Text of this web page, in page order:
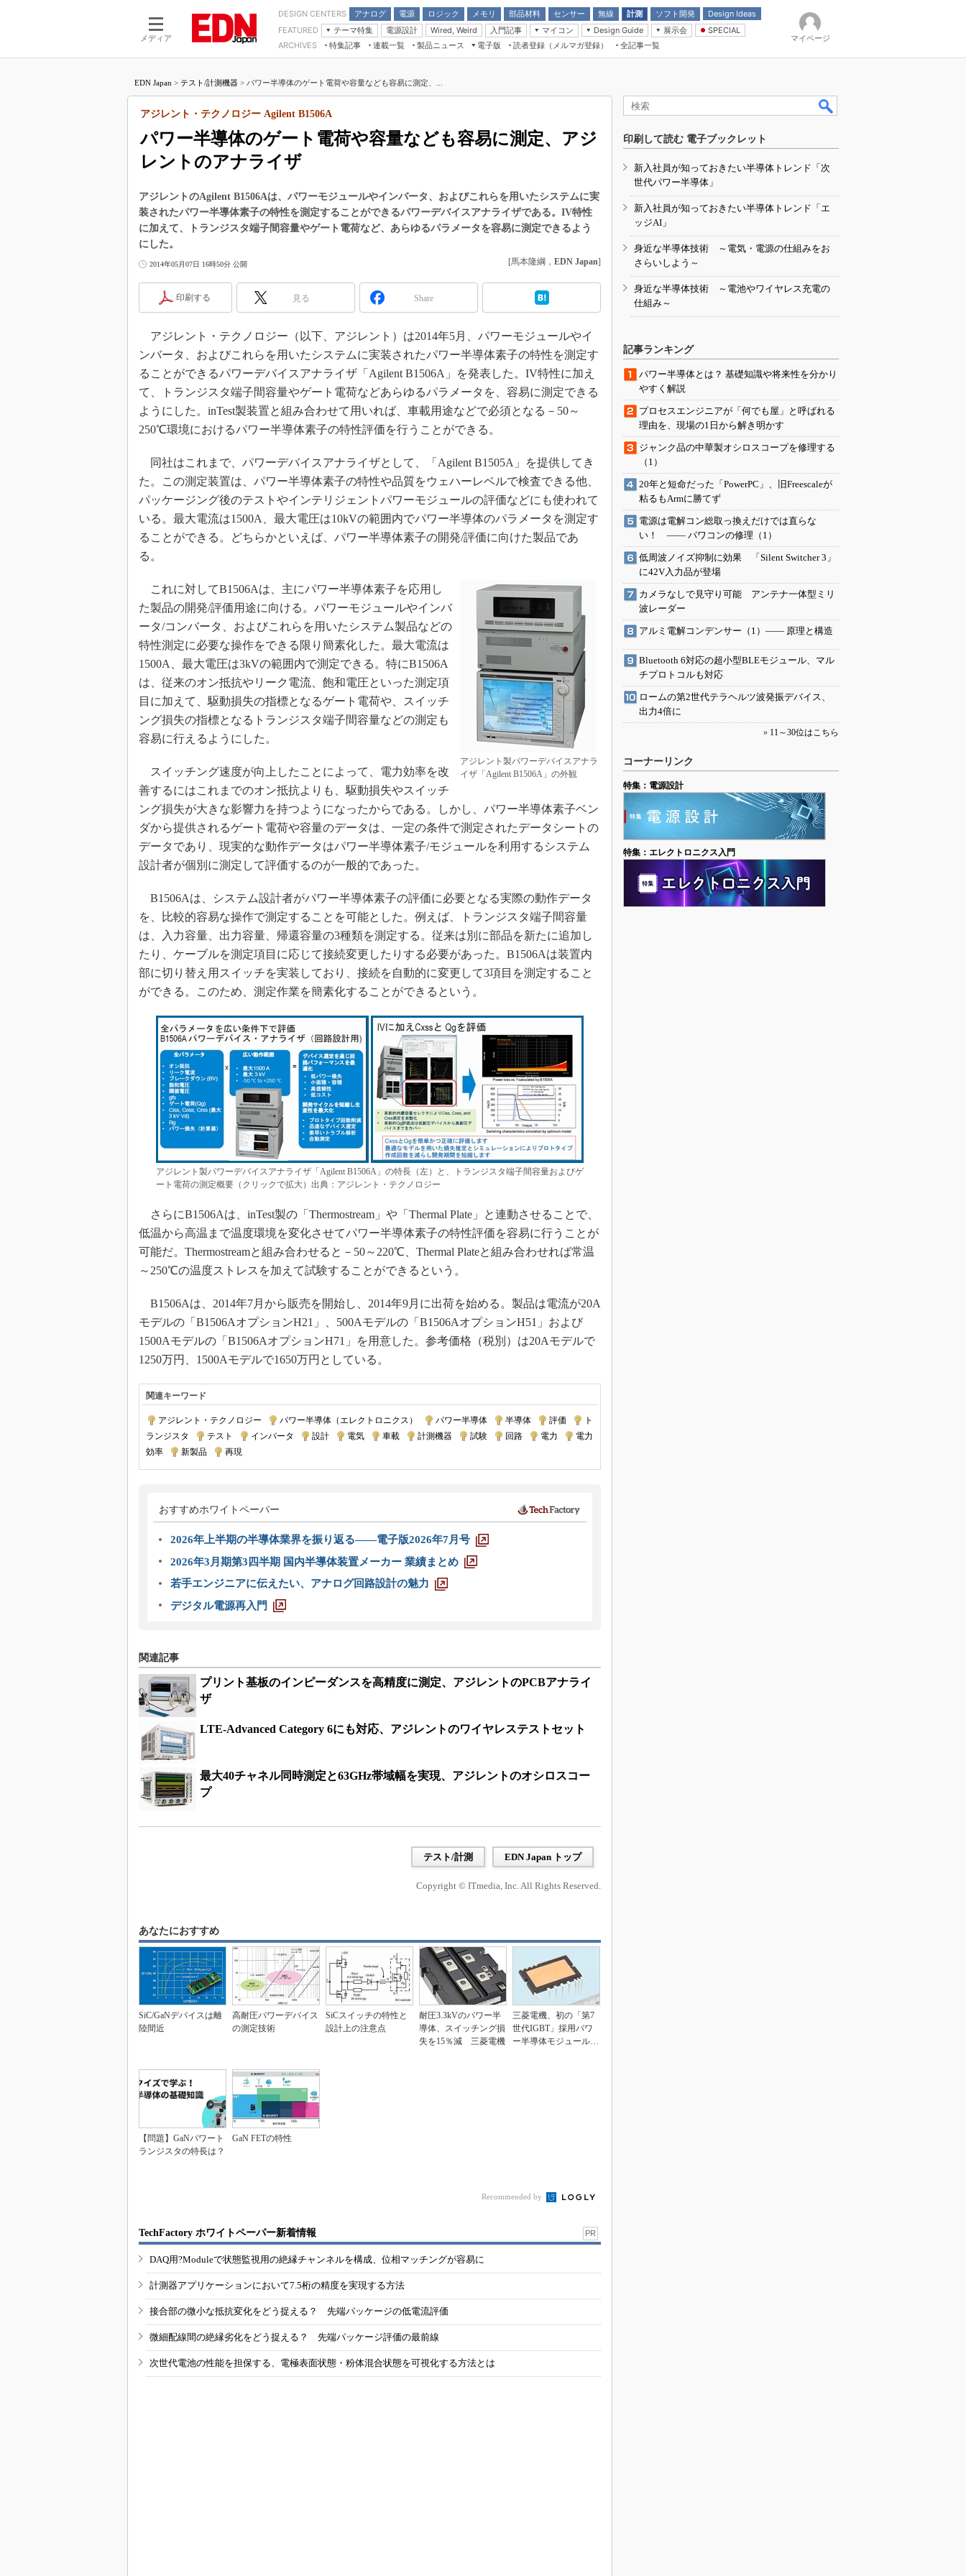
メディア
DESIGN CENTERS アナログ
電源
モーター
ロジック
LSI
メモリ
部品材料
受動部品
センサー 無線 計測 ソフト開発
Design Ideas
アナログ機能回路
計測とテスト
Wired, Weird
FEATURED
テーマ特集
つながるクルマ
エレクトロニクス入門
5G（EE Times Japan）
製品解剖（EE Times Japan）
電源設計 Wired, Weird
入門記事
モーター入門
マイコン
マイコン講座
Design Guide
計測機器
展示会
CEATEC
組込み/エッジコンピューティング展
人とくるま展
SPECIAL
Microchip情報
ARCHIVES 特集記事
連載一覧
マイクロプロセッサ懐古録
用講座
たった2つの式で始めるDC/DCコン
バーターの設計
DC-DCコンバーター活用講座
Wired, Weird
マイコン講座
高速シリアル伝送技術講座
記録計／データロガーの基礎知識
アナログ設計のきほん／ADCとノイ
めざせ高効率！ モーター駆動入門講
座
Bluetooth mesh入門
「SPICEの仕組みとその活用設計」
最新記事一覧
計測器メーカーから見た5G
う変わる？
IoT時代の無線規格を知る【Thread
編】
IoT時代の無線規格を知る【Z-Wave
編】
製品ニュース
電子版
電子ブックレット
読者登録（メルマガ登録） 全記事一覧
マイページ
EDN Japan > テスト/計測機器 > パワー半導体のゲート電荷や容量なども容易に測定、...
パワー半導体のゲート電荷や容量なども容易に測定、アジ
レントのアナライザ
アジレント・テクノロジー Agilent B1506A
アジレントのAgilent B1506Aは、パワーモジュールやインバータ、およびこれらを用いたシステムに実
装されたパワー半導体素子の特性を測定することができるパワーデバイスアナライザである。IV特性
に加えて、トランジスタ端子間容量やゲート電荷など、あらゆるパラメータを容易に測定できるよう
にした。
2014年05月07日 16時50分 公開 [馬本隆綱， EDN Japan]
印刷する 見る Share
アジレント・テクノロジー（以下、アジレント）は2014年5月、パワーモジュールやイ
ンバータ、およびこれらを用いたシステムに実装されたパワー半導体素子の特性を測定す
ることができるパワーデバイスアナライザ「Agilent B1506A」を発表した。IV特性に加え
て、トランジスタ端子間容量やゲート電荷などあらゆるパラメータを、容易に測定できる
ようにした。inTest製装置と組み合わせて用いれば、車載用途などで必須となる－50～
250℃環境におけるパワー半導体素子の特性評価を行うことができる。
同社はこれまで、パワーデバイスアナライザとして、「Agilent B1505A」を提供してき
た。この測定装置は、パワー半導体素子の特性や品質をウェハーレベルで検査できる他、
パッケージング後のテストやインテリジェントパワーモジュールの評価などにも使われて
いる。最大電流は1500A、最大電圧は10kVの範囲内でパワー半導体のパラメータを測定す
ることができる。どちらかといえば、パワー半導体素子の開発/評価に向けた製品であ
る。
アジレント製パワーデバイスアナラ
イザ「Agilent B1506A」の外観
これに対してB1506Aは、主にパワー半導体素子を応用し
た製品の開発/評価用途に向ける。パワーモジュールやインバ
ータ/コンバータ、およびこれらを用いたシステム製品などの
特性測定に必要な操作をできる限り簡素化した。最大電流は
1500A、最大電圧は3kVの範囲内で測定できる。特にB1506A
は、従来のオン抵抗やリーク電流、飽和電圧といった測定項
目に加えて、駆動損失の指標となるゲート電荷や、スイッチ
ング損失の指標となるトランジスタ端子間容量などの測定も
容易に行えるようにした。
スイッチング速度が向上したことによって、電力効率を改
善するにはこれまでのオン抵抗よりも、駆動損失やスイッチ
ング損失が大きな影響力を持つようになったからである。しかし、パワー半導体素子ベン
ダから提供されるゲート電荷や容量のデータは、一定の条件で測定されたデータシートの
データであり、現実的な動作データはパワー半導体素子/モジュールを利用するシステム
設計者が個別に測定して評価するのが一般的であった。
B1506Aは、システム設計者がパワー半導体素子の評価に必要となる実際の動作データ
を、比較的容易な操作で測定することを可能とした。例えば、トランジスタ端子間容量
は、入力容量、出力容量、帰還容量の3種類を測定する。従来は別に部品を新たに追加し
たり、ケーブルを測定項目に応じて接続変更したりする必要があった。B1506Aは装置内
部に切り替え用スイッチを実装しており、接続を自動的に変更して3項目を測定すること
ができる。このため、測定作業を簡素化することができるという。
アジレント製パワーデバイスアナライザ「Agilent B1506A」の特長（左）と、トランジスタ端子間容量およびゲ
ート電荷の測定概要（クリックで拡大）出典：アジレント・テクノロジー
さらにB1506Aは、inTest製の「Thermostream」や「Thermal Plate」と連動させることで、
低温から高温まで温度環境を変化させてパワー半導体素子の特性評価を容易に行うことが
可能だ。Thermostreamと組み合わせると－50～220℃、Thermal Plateと組み合わせれば常温
～250℃の温度ストレスを加えて試験することができるという。
B1506Aは、2014年7月から販売を開始し、2014年9月に出荷を始める。製品は電流が20A
モデルの「B1506AオプションH21」、500Aモデルの「B1506AオプションH51」および
1500Aモデルの「B1506AオプションH71」を用意した。参考価格（税別）は20Aモデルで
1250万円、1500Aモデルで1650万円としている。
関連キーワード
アジレント・テクノロジー パワー半導体（エレクトロニクス） パワー半導体 半導体 評価
ト
ランジスタ
テスト インバータ 設計 電気 車載 計測機器 試験 回路 電力
電力
効率
新製品 再現
おすすめホワイトペーパー
2026年上半期の半導体業界を振り返る――電子版2026年7月号
2026年3月期第3四半期 国内半導体装置メーカー 業績まとめ
若手エンジニアに伝えたい、アナログ回路設計の魅力
デジタル電源再入門
関連記事
プリント基板のインピーダンスを高精度に測定、アジレントのPCBアナライ
ザ
LTE-Advanced Category 6にも対応、アジレントのワイヤレステストセット
最大40チャネル同時測定と63GHz帯域幅を実現、アジレントのオシロスコー
プ
テスト/計測 EDN Japan トップ
Copyright © ITmedia, Inc. All Rights Reserved.
あなたにおすすめ
SiC/GaNデバイスは離
陸間近
高耐圧パワーデバイス
の測定技術
SiCスイッチの特性と
設計上の注意点
耐圧3.3kVのパワー半
導体、スイッチング損
失を15％減 三菱電機
三菱電機、初の「第7
世代IGBT」採用パワ
ー半導体モジュールを
【問題】GaNパワート
ランジスタの特長は？
GaN FETの特性
Recommended by
TechFactory ホワイトペーパー新着情報 PR
DAQ用?Moduleで状態監視用の絶縁チャンネルを構成、位相マッチングが容易に
計測器アプリケーションにおいて7.5桁の精度を実現する方法
接合部の微小な抵抗変化をどう捉える？ 先端パッケージの低電流評価
微細配線間の絶縁劣化をどう捉える？ 先端パッケージ評価の最前線
次世代電池の性能を担保する、電極表面状態・粉体混合状態を可視化する方法とは
印刷して読む 電子ブックレット
新入社員が知っておきたい半導体トレンド「次
世代パワー半導体」
新入社員が知っておきたい半導体トレンド「エ
ッジAI」
身近な半導体技術 ～電気・電源の仕組みをお
さらいしよう～
身近な半導体技術 ～電池やワイヤレス充電の
仕組み～
記事ランキング
パワー半導体とは？ 基礎知識や将来性を分かり
やすく解説
プロセスエンジニアが「何でも屋」と呼ばれる
理由を、現場の1日から解き明かす
ジャンク品の中華製オシロスコープを修理する
（1）
20年と短命だった「PowerPC」、旧Freescaleが
粘るもArmに勝てず
電源は電解コン総取っ換えだけでは直らな
い！ ―― パワコンの修理（1）
低周波ノイズ抑制に効果 「Silent Switcher 3」
に42V入力品が登場
カメラなしで見守り可能 アンテナ一体型ミリ
波レーダー
アルミ電解コンデンサー（1）―― 原理と構造
Bluetooth 6対応の超小型BLEモジュール、マル
チプロトコルも対応
ロームの第2世代テラヘルツ波発振デバイス、
出力4倍に
» 11～30位はこちら
コーナーリンク
特集：電源設計
特集：エレクトロニクス入門